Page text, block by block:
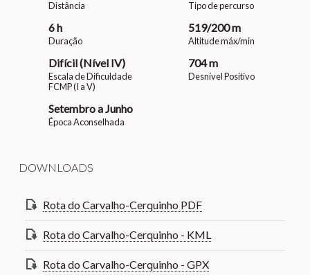
Distância Tipo de percurso
6 h
Duração
519/200 m
Altitude máx/min
Difícil (Nível IV)
Escala de Dificuldade
FCMP (I a V)
704 m
Desnível Positivo
Setembro a Junho
Época Aconselhada
DOWNLOADS
Rota do Carvalho-Cerquinho PDF
Rota do Carvalho-Cerquinho - KML
Rota do Carvalho-Cerquinho - GPX